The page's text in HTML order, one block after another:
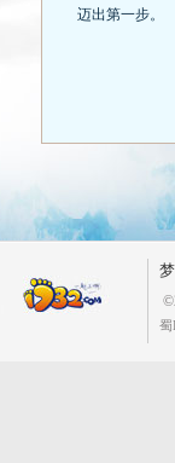
迈出第一步。
©
蜀